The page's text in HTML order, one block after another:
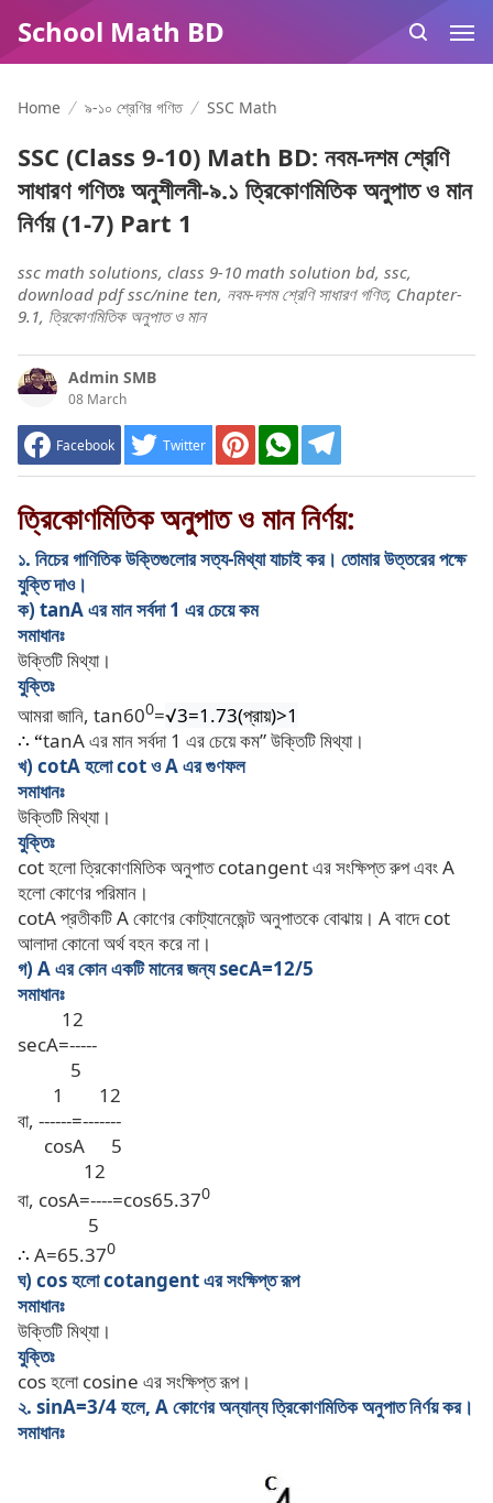
School Math BD
Home ৯-১০ শ্রেণির গণিত SSC Math
SSC (Class 9-10) Math BD: নবম-দশম শ্রেণি
সাধারণ গণিতঃ অনুশীলনী-৯.১ ত্রিকোণমিতিক অনুপাত ও মান
নির্ণয় (1-7) Part 1
ssc math solutions, class 9-10 math solution bd, ssc,
download pdf ssc/nine ten, নবম-দশম শ্রেণি সাধারণ গণিত, Chapter-
9.1, ত্রিকোণমিতিক অনুপাত ও মান
Admin SMB
08 March
Facebook Twitter
ত্রিকোণমিতিক অনুপাত ও মান নির্ণয়:
১. নিচের গাণিতিক উক্তিগুলোর সত্য-মিথ্যা যাচাই কর। তোমার উত্তরের পক্ষে
যুক্তি দাও।
ক) tanA এর মান সর্বদা 1 এর চেয়ে কম
সমাধানঃ
উক্তিটি মিথ্যা।
যুক্তিঃ
আমরা জানি, tan600=√3=1.73(প্রায়)>1
∴ “tanA এর মান সর্বদা 1 এর চেয়ে কম” উক্তিটি মিথ্যা।
খ) cotA হলো cot ও A এর গুণফল
সমাধানঃ
উক্তিটি মিথ্যা।
যুক্তিঃ
cot হলো ত্রিকোণমিতিক অনুপাত cotangent এর সংক্ষিপ্ত রুপ এবং A
হলো কোণের পরিমান।
cotA প্রতীকটি A কোণের কোট্যানেজেন্ট অনুপাতকে বোঝায়। A বাদে cot
আলাদা কোনো অর্থ বহন করে না।
গ) A এর কোন একটি মানের জন্য secA=12/5
সমাধানঃ
12
secA=-----
5
1
12
বা, ------=-------
cosA
5
12
বা, cosA=----=cos65.370
5
∴ A=65.370
ঘ) cos হলো cotangent এর সংক্ষিপ্ত রূপ
সমাধানঃ
উক্তিটি মিথ্যা।
যুক্তিঃ
cos হলো cosine এর সংক্ষিপ্ত রূপ।
২. sinA=3/4 হলে, A কোণের অন্যান্য ত্রিকোণমিতিক অনুপাত নির্ণয় কর।
সমাধানঃ